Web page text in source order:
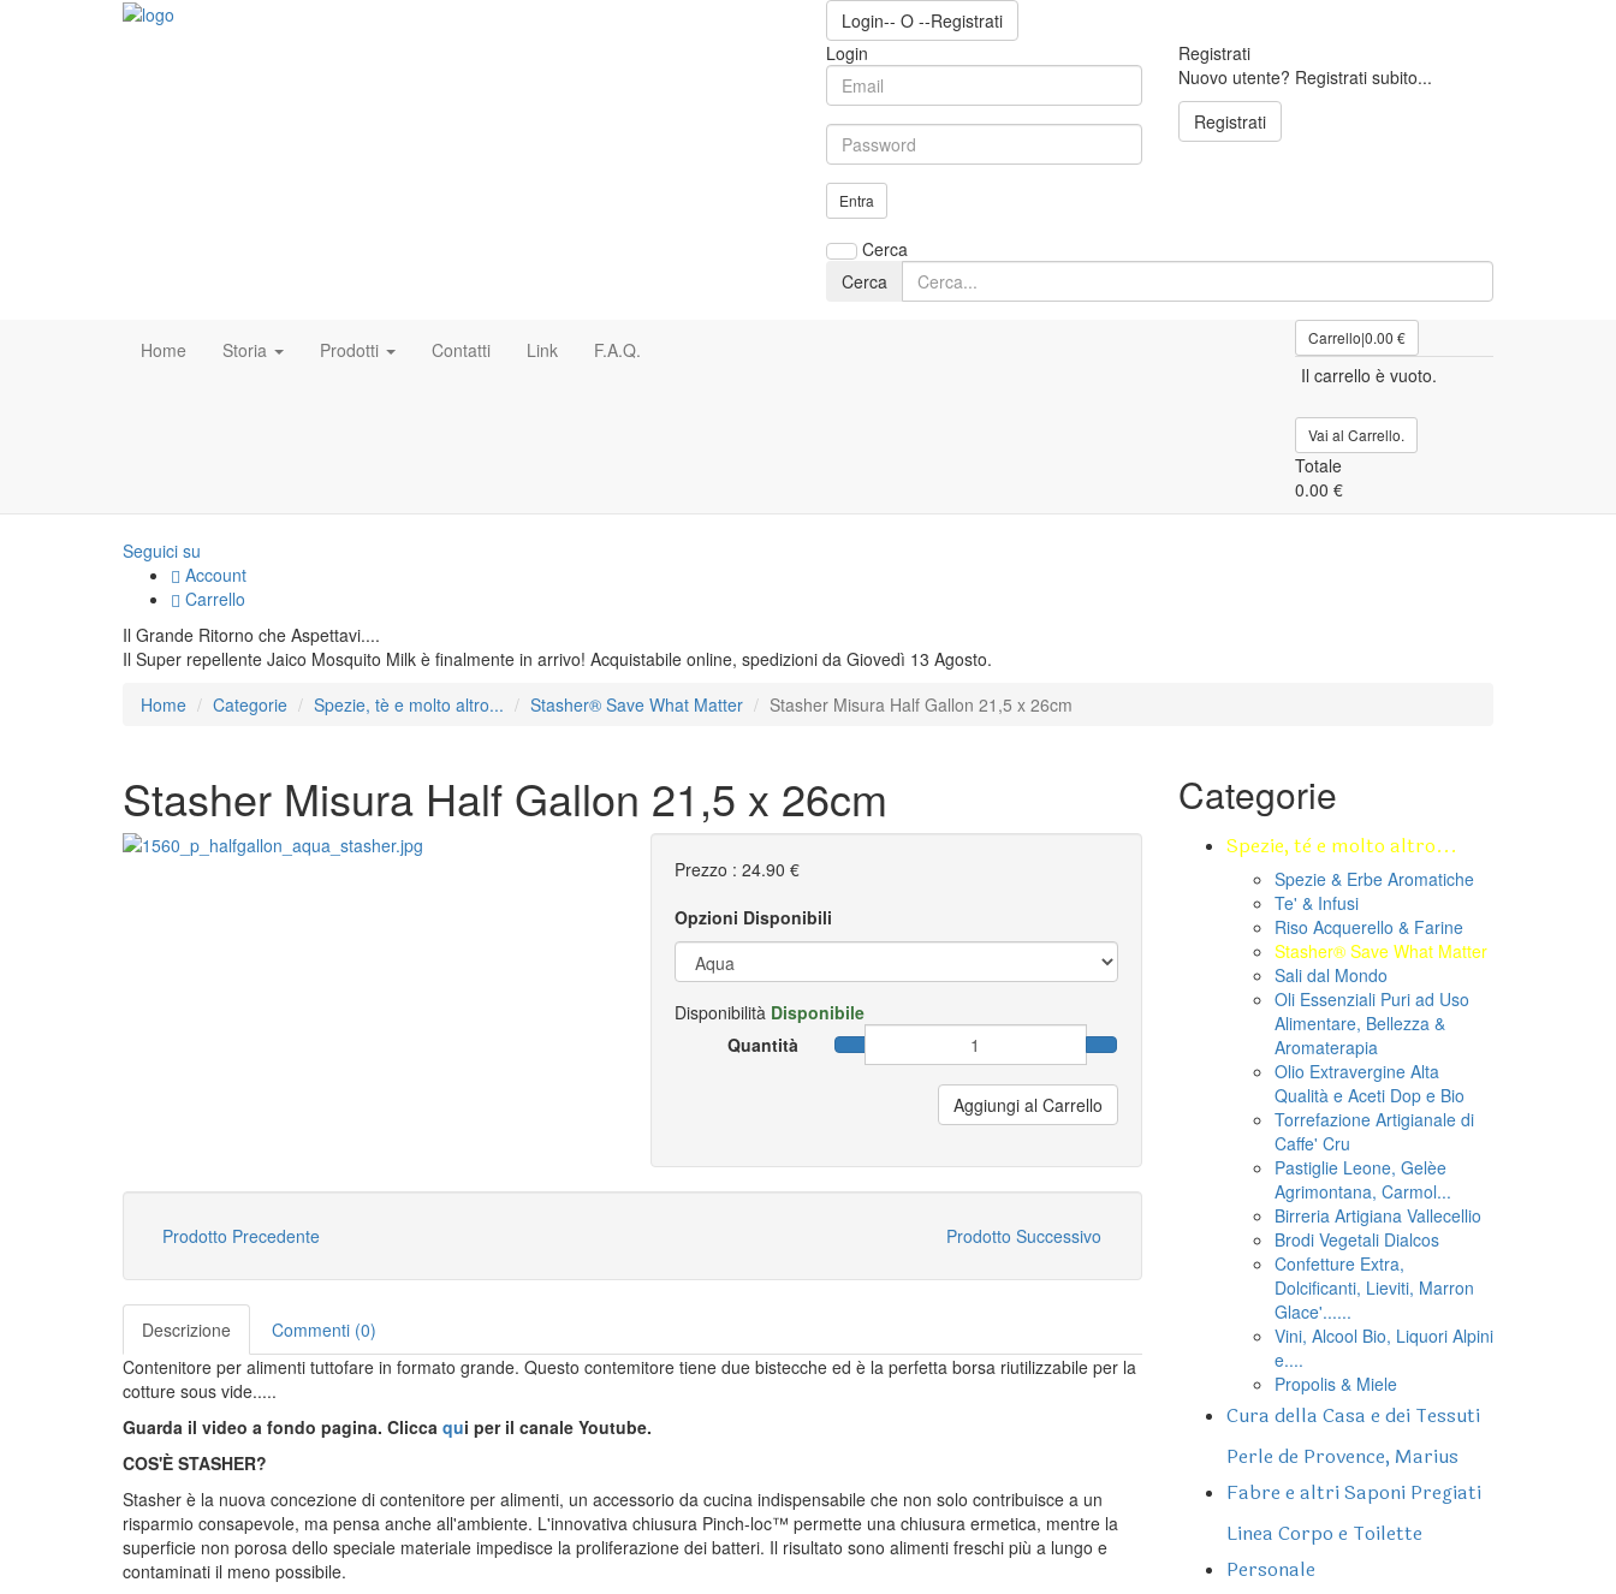
Login-- O --Registrati
Login
Entra
Registrati
Nuovo utente? Registrati subito...
Registrati
Cerca
Cerca
Home Storia Prodotti Contatti Link F.A.Q.
Carrello|0.00 €
Il carrello è vuoto.
Vai al Carrello.
Totale
0.00 €
Seguici su
Account
Carrello
Il Grande Ritorno che Aspettavi....
Il Super repellente Jaico Mosquito Milk è finalmente in arrivo! Acquistabile online, spedizioni da Giovedì 13 Agosto.
Home
Categorie Spezie, tè e molto altro... Stasher®️ Save What Matter Stasher Misura Half Gallon 21,5 x 26cm
Stasher Misura Half Gallon 21,5 x 26cm
Prezzo : 24.90 €
Opzioni Disponibili
Disponibilità Disponibile
Quantità
Aggiungi al Carrello
Prodotto Precedente Prodotto Successivo
Descrizione
Commenti (0)
Contenitore per alimenti tuttofare in formato grande. Questo contemitore tiene due bistecche ed è la perfetta borsa riutilizzabile per la
cotture sous vide.....
Guarda il video a fondo pagina. Clicca qui per il canale Youtube.
COS'È STASHER?
Stasher è la nuova concezione di contenitore per alimenti, un accessorio da cucina indispensabile che non solo contribuisce a un
risparmio consapevole, ma pensa anche all'ambiente. L'innovativa chiusura Pinch-loc™ permette una chiusura ermetica, mentre la
superficie non porosa dello speciale materiale impedisce la proliferazione dei batteri. Il risultato sono alimenti freschi più a lungo e
contaminati il meno possibile.
Categorie
Spezie, tè e molto altro...
Spezie & Erbe Aromatiche
Te' & Infusi
Riso Acquerello & Farine
Stasher®️ Save What Matter
Sali dal Mondo
Oli Essenziali Puri ad Uso
Alimentare, Bellezza &
Aromaterapia
Olio Extravergine Alta
Qualità e Aceti Dop e Bio
Torrefazione Artigianale di
Caffe' Cru
Pastiglie Leone, Gelèe
Agrimontana, Carmol...
Birreria Artigiana Vallecellio
Brodi Vegetali Dialcos
Confetture Extra,
Dolcificanti, Lieviti, Marron
Glace'......
Vini, Alcool Bio, Liquori Alpini
e....
Propolis & Miele
Cura della Casa e dei Tessuti
Perle de Provence, Marius
Fabre e altri Saponi Pregiati
Linea Corpo e Toilette
Personale